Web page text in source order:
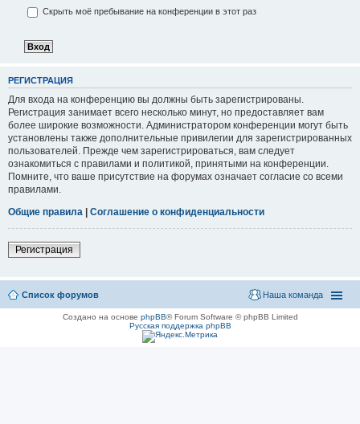
Скрыть моё пребывание на конференции в этот раз
РЕГИСТРАЦИЯ
Для входа на конференцию вы должны быть зарегистрированы.
Регистрация занимает всего несколько минут, но предоставляет вам
более широкие возможности. Администратором конференции могут быть
установлены также дополнительные привилегии для зарегистрированных
пользователей. Прежде чем зарегистрироваться, вам следует
ознакомиться с правилами и политикой, принятыми на конференции.
Помните, что ваше присутствие на форумах означает согласие со всеми
правилами.
Общие правила | Соглашение о конфиденциальности
Регистрация
Список форумов Наша команда
Создано на основе phpBB® Forum Software © phpBB Limited
Русская поддержка phpBB